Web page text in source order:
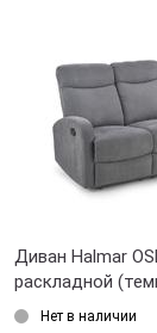
XL
18.08.2026